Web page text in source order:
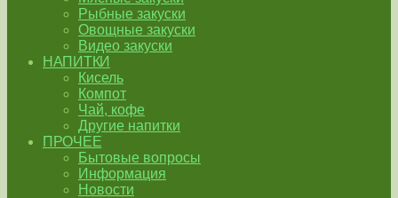
Рыбные закуски
Овощные закуски
Видео закуски
НАПИТКИ
Кисель
Компот
Чай, кофе
Другие напитки
ПРОЧЕЕ
Бытовые вопросы
Информация
Новости